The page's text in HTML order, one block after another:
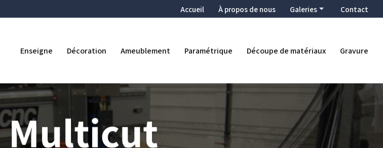
Navigation secondaireAccueil À propos de nous
Galeries
Découpe de matériaux
Contact
Enseigne Décoration Ameublement Paramétrique Découpe de matériaux Gravure